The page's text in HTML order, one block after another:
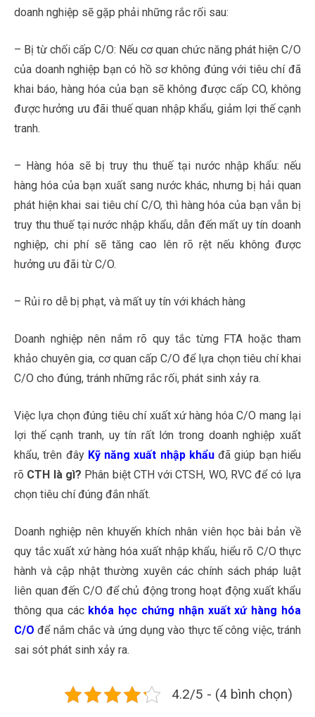
doanh nghiệp sẽ gặp phải những rắc rối sau:
– Bị từ chối cấp C/O: Nếu cơ quan chức năng phát hiện C/O
của doanh nghiệp bạn có hồ sơ không đúng với tiêu chí đã
khai báo, hàng hóa của bạn sẽ không được cấp CO, không
được hưởng ưu đãi thuế quan nhập khẩu, giảm lợi thế cạnh
tranh.
– Hàng hóa sẽ bị truy thu thuế tại nước nhập khẩu: nếu
hàng hóa của bạn xuất sang nước khác, nhưng bị hải quan
phát hiện khai sai tiêu chí C/O, thì hàng hóa của bạn vẫn bị
truy thu thuế tại nước nhập khẩu, dẫn đến mất uy tín doanh
nghiệp, chi phí sẽ tăng cao lên rõ rệt nếu không được
hưởng ưu đãi từ C/O.
– Rủi ro dễ bị phạt, và mất uy tín với khách hàng
Doanh nghiệp nên nắm rõ quy tắc từng FTA hoặc tham
khảo chuyên gia, cơ quan cấp C/O để lựa chọn tiêu chí khai
C/O cho đúng, tránh những rắc rối, phát sinh xảy ra.
Việc lựa chọn đúng tiêu chí xuất xứ hàng hóa C/O mang lại
lợi thế cạnh tranh, uy tín rất lớn trong doanh nghiệp xuất
khẩu, trên đây Kỹ năng xuất nhập khẩuđã giúp bạn hiểu
rõ CTH là gì? Phân biệt CTH với CTSH, WO, RVC để có lựa
chọn tiêu chí đúng đắn nhất.
Doanh nghiệp nên khuyến khích nhân viên học bài bản về
quy tắc xuất xứ hàng hóa xuất nhập khẩu, hiểu rõ C/O thực
hành và cập nhật thường xuyên các chính sách pháp luật
liên quan đến C/O để chủ động trong hoạt động xuất khẩu
thông qua các khóa học chứng nhận xuất xứ hàng hóa
C/O để nắm chắc và ứng dụng vào thực tế công việc, tránh
sai sót phát sinh xảy ra.
4.2/5 - (4 bình chọn)